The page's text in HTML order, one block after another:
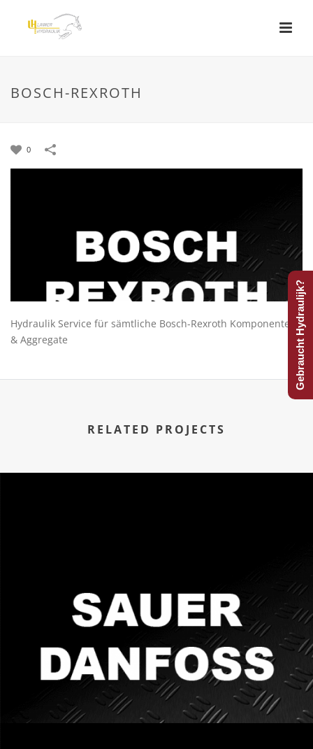
BOSCH-REXROTH
0
Hydraulik Service für sämtliche Bosch-Rexroth Komponenten
& Aggregate
RELATED PROJECTS
Gebraucht Hydraulijk?